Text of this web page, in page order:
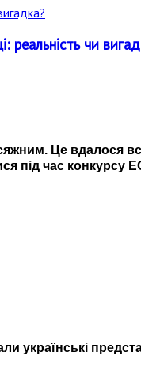
реальність чи
Це вдалося
під час конкурсу
українські